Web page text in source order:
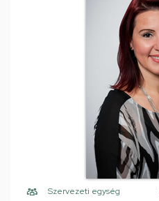
Szervezeti egység